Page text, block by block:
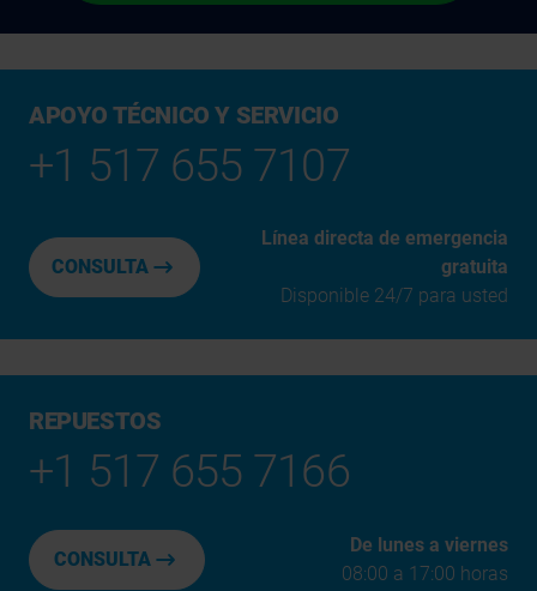
APOYO TÉCNICO Y SERVICIO
+1 517 655 7107
CONSULTA
Línea directa de emergencia
gratuita
Disponible 24/7 para usted
REPUESTOS
+1 517 655 7166
CONSULTA
De lunes a viernes
08:00 a 17:00 horas